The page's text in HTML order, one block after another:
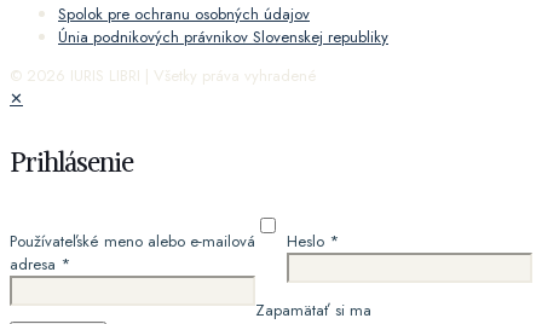
Spolok pre ochranu osobných údajov
Únia podnikových právnikov Slovenskej republiky
© 2026 IURIS LIBRI | Všetky práva vyhradené
✕
Prihlásenie
Používateľské meno alebo e-mailová
adresa *
Heslo *
Zapamätať si ma